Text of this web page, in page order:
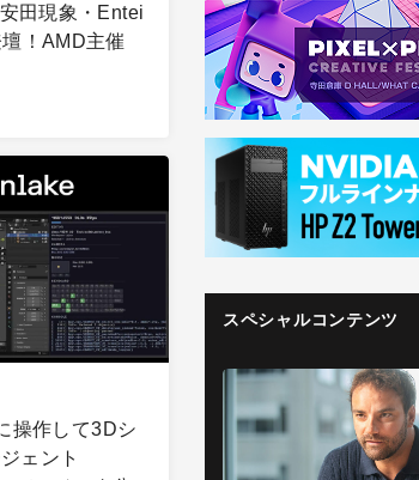
田現象・Entei
！AMD主催
操作して3Dシ
ェント
スペシャルコンテンツ